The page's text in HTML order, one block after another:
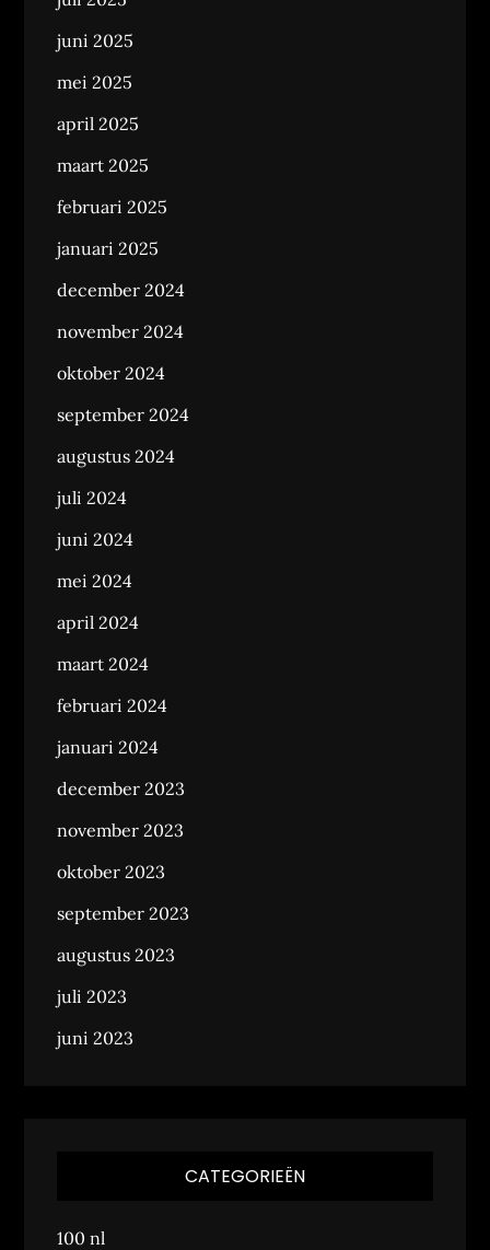
juni 2025
mei 2025
april 2025
maart 2025
februari 2025
januari 2025
december 2024
november 2024
oktober 2024
september 2024
augustus 2024
juli 2024
juni 2024
mei 2024
april 2024
maart 2024
februari 2024
januari 2024
december 2023
november 2023
oktober 2023
september 2023
augustus 2023
juli 2023
juni 2023
CATEGORIEËN
100 nl